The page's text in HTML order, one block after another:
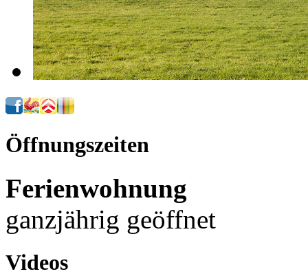
Öffnungszeiten
Ferienwohnung
ganzjährig geöffnet
Videos